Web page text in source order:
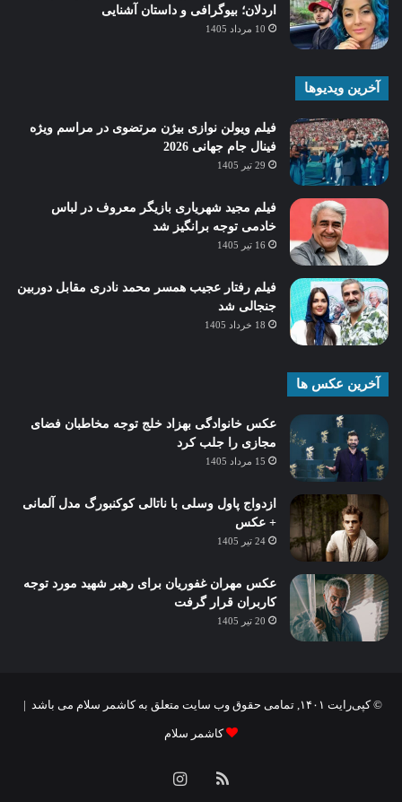
اردلان؛ بیوگرافی و داستان آشنایی
10 مرداد 1405
آخرین ویدیوها
فیلم ویولن نوازی بیژن مرتضوی در مراسم ویژه
فینال جام جهانی 2026
29 تیر 1405
فیلم مجید شهریاری بازیگر معروف در لباس
خادمی توجه برانگیز شد
16 تیر 1405
فیلم رفتار عجیب همسر محمد نادری مقابل دوربین
جنجالی شد
18 خرداد 1405
آخرین عکس ها
عکس خانوادگی بهزاد خلج توجه مخاطبان فضای
مجازی را جلب کرد
15 مرداد 1405
ازدواج پاول وسلی با ناتالی کوکنبورگ مدل آلمانی
+ عکس
24 تیر 1405
عکس مهران غفوریان برای رهبر شهید مورد توجه
کاربران قرار گرفت
20 تیر 1405
© کپی‌رایت ۱۴۰۱, تمامی حقوق وب سایت متعلق به کاشمر سلام می باشد |
کاشمر سلام
خوراکاینستاگرام